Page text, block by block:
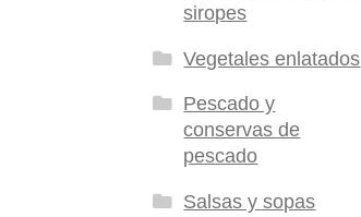
siropes
Vegetales enlatados
Pescado y
conservas de
pescado
Salsas y sopas